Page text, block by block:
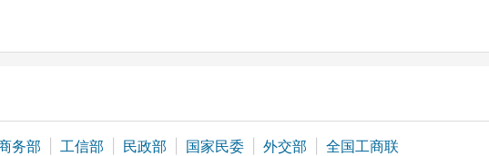
务部 工信部 民政部 国家民委 外交部
全国工商联